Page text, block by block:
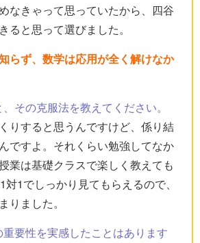
なきゃって思っていたから、四谷
ると思って選びました。
らず、数学は応用が全く解けなか
その克服法を教えてください。
りすると思うんですけど、係り結
ですよ。それくらい勉強してなか
業は基礎クラスで楽しく教えても
1でしっかり見てもらえるので、
りました。
要性を実感したことはあります